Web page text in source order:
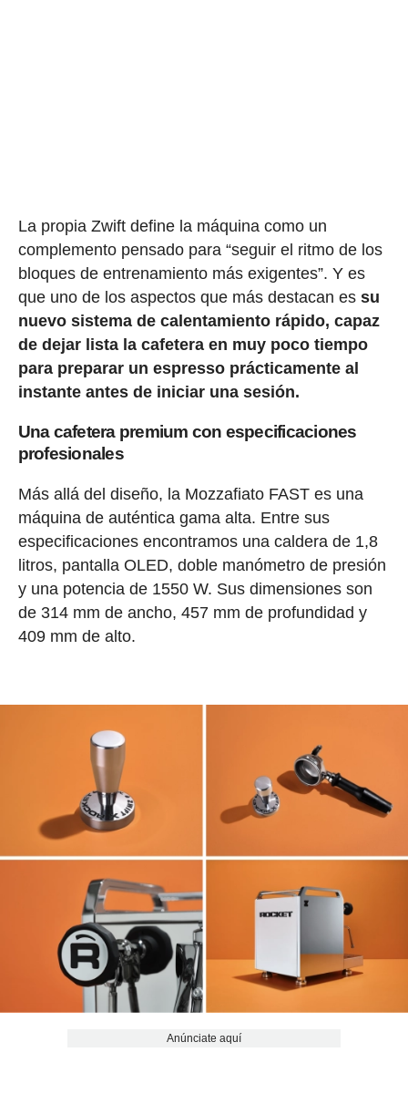
La propia Zwift define la máquina como un
complemento pensado para “seguir el ritmo de los
bloques de entrenamiento más exigentes”. Y es
que uno de los aspectos que más destacan es su
nuevo sistema de calentamiento rápido, capaz
de dejar lista la cafetera en muy poco tiempo
para preparar un espresso prácticamente al
instante antes de iniciar una sesión.
Una cafetera premium con especificaciones
profesionales
Más allá del diseño, la Mozzafiato FAST es una
máquina de auténtica gama alta. Entre sus
especificaciones encontramos una caldera de 1,8
litros, pantalla OLED, doble manómetro de presión
y una potencia de 1550 W. Sus dimensiones son
de 314 mm de ancho, 457 mm de profundidad y
409 mm de alto.
Anúnciate aquí